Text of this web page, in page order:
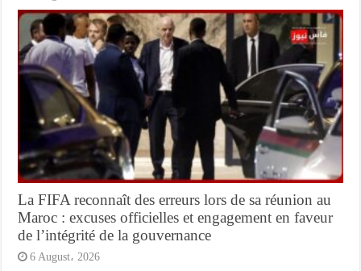
La FIFA reconnaît des erreurs lors de sa réunion au
Maroc : excuses officielles et engagement en faveur
de l’intégrité de la gouvernance
6 August، 2026